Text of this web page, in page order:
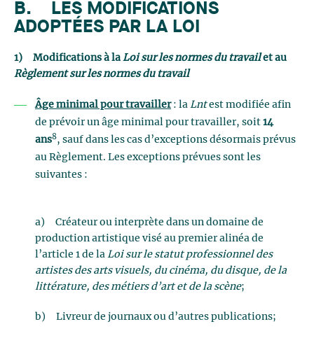
B. LES MODIFICATIONS
ADOPTÉES PAR LA LOI
1) Modifications à la Loi sur les normes du travailet au
Règlement sur les normes du travail
Âge minimal pour travailler : la Lntest modifiée afin
de prévoir un âge minimal pour travailler, soit 14
ans8, sauf dans les cas d’exceptions désormais prévus
au Règlement. Les exceptions prévues sont les
suivantes :
a) Créateur ou interprète dans un domaine de
production artistique visé au premier alinéa de
l’article 1 de la Loi sur le statut professionnel des
artistes des arts visuels, du cinéma, du disque, de la
littérature, des métiers d’art et de la scène;
b) Livreur de journaux ou d’autres publications;